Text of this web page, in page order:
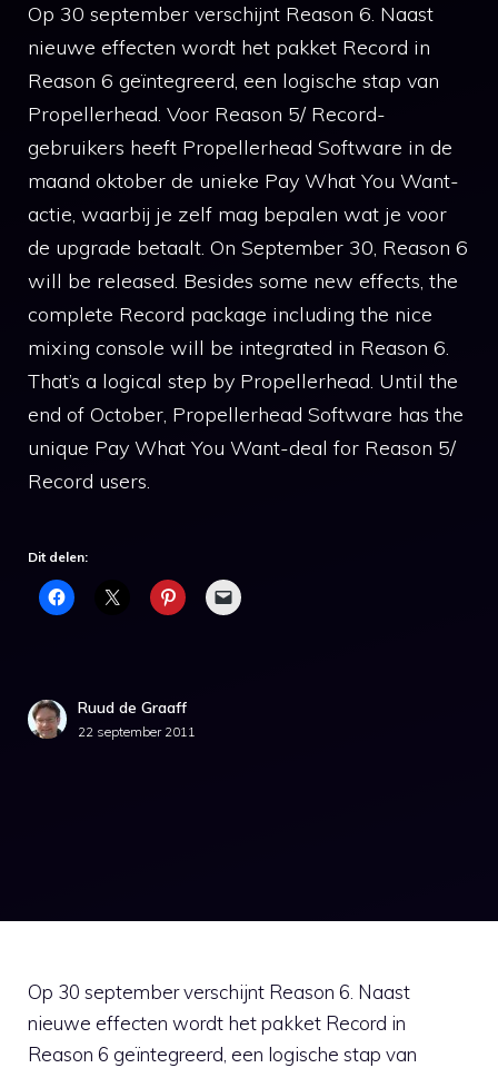
Op 30 september verschijnt Reason 6. Naast
nieuwe effecten wordt het pakket Record in
Reason 6 geïntegreerd, een logische stap van
Propellerhead. Voor Reason 5/ Record-
gebruikers heeft Propellerhead Software in de
maand oktober de unieke Pay What You Want-
actie, waarbij je zelf mag bepalen wat je voor
de upgrade betaalt. On September 30, Reason 6
will be released. Besides some new effects, the
complete Record package including the nice
mixing console will be integrated in Reason 6.
That’s a logical step by Propellerhead. Until the
end of October, Propellerhead Software has the
unique Pay What You Want-deal for Reason 5/
Record users.
Dit delen:
Ruud de Graaff
22 september 2011
Op 30 september verschijnt Reason 6. Naast
nieuwe effecten wordt het pakket Record in
Reason 6 geïntegreerd, een logische stap van